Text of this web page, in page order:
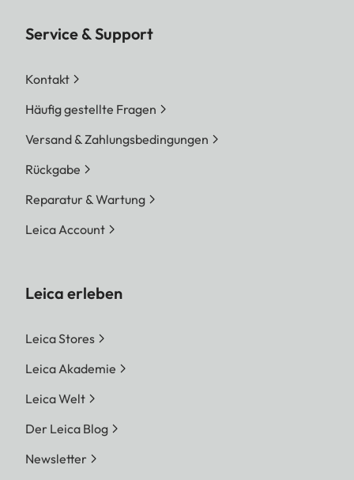
Service & Support
Kontakt
Häufig gestellte Fragen
Versand & Zahlungsbedingungen
Rückgabe
Reparatur & Wartung
Leica Account
Leica erleben
Leica Stores
Leica Akademie
Leica Welt
Der Leica Blog
Newsletter